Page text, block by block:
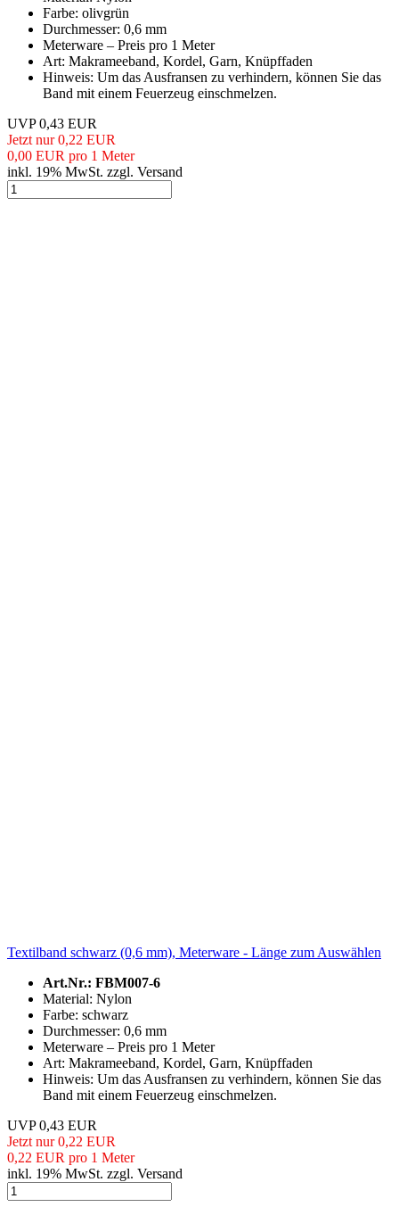
Farbe: olivgrün
Durchmesser: 0,6 mm
Meterware – Preis pro 1 Meter
Art: Makrameeband, Kordel, Garn, Knüpffaden
Hinweis: Um das Ausfransen zu verhindern, können Sie das
Band mit einem Feuerzeug einschmelzen.
UVP 0,43 EUR
Jetzt nur 0,22 EUR
0,00 EUR pro 1 Meter
inkl. 19% MwSt. zzgl. Versand
Textilband schwarz (0,6 mm), Meterware - Länge zum Auswählen
Art.Nr.: FBM007-6
Material: Nylon
Farbe: schwarz
Durchmesser: 0,6 mm
Meterware – Preis pro 1 Meter
Art: Makrameeband, Kordel, Garn, Knüpffaden
Hinweis: Um das Ausfransen zu verhindern, können Sie das
Band mit einem Feuerzeug einschmelzen.
UVP 0,43 EUR
Jetzt nur 0,22 EUR
0,22 EUR pro 1 Meter
inkl. 19% MwSt. zzgl. Versand